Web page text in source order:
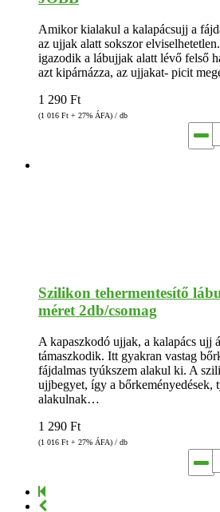
Amikor kialakul a kalapácsujj a
az ujjak alatt sokszor
igazodik a lábujjak alatt lévő felső
azt kipárnázza, az ujjakat- picit
1 290 Ft
(1 016 Ft + 27% ÁFA) / db
Szilikon tehermentesítő
méret 2db/csomag
A kapaszkodó ujjak, a kalapács ujj
támaszkodik. Itt gyakran vastag
fájdalmas tyúkszem alakul ki. A
ujjbegyet, így a bőrkeményedések,
alakulnak…
1 290 Ft
(1 016 Ft + 27% ÁFA) / db